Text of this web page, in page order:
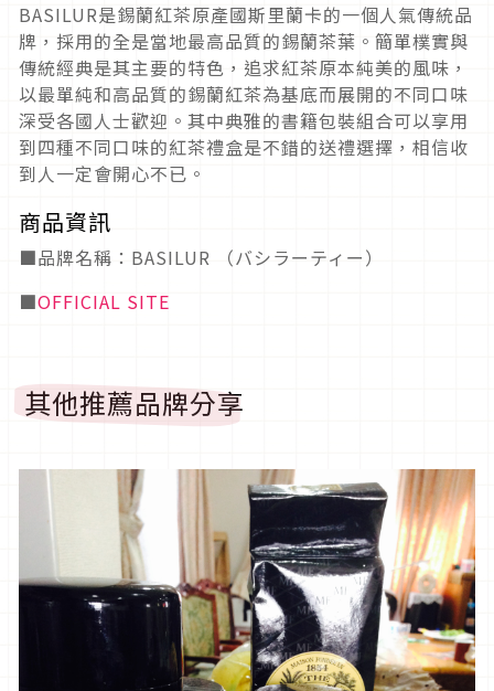
BASILUR是錫蘭紅茶原產國斯里蘭卡的一個人氣傳統品
牌，採用的全是當地最高品質的錫蘭茶葉。簡單樸實與
傳統經典是其主要的特色，追求紅茶原本純美的風味，
以最單純和高品質的錫蘭紅茶為基底而展開的不同口味
深受各國人士歡迎。其中典雅的書籍包裝組合可以享用
到四種不同口味的紅茶禮盒是不錯的送禮選擇，相信收
到人一定會開心不已。
商品資訊
■品牌名稱：BASILUR （バシラーティー）
■OFFICIAL SITE
其他推薦品牌分享